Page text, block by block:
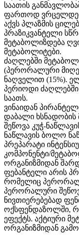
საათის
ფართოდ
აქვს პლაზმის
პრაზიკვანტელი
მეტაბოლიზდება
მეტაბოლიტები.
ძაღლებში
(პერორალური
ნაღველით (15%).
პერიოდი
საათს.
ვინაიდან
დაბალი ხსნადობის
შეწოვა კუჭ-
ნაწლავის ბოლო
პრეპარატი
კომპონენტი/
ორგანიზმიდან
ფებანტელი არის
რომელიც
პერორალური
ნივთიერებებად
ოქსფენდაზოლში,
ეფექტს. აქტიური
ორგანიზმიდან